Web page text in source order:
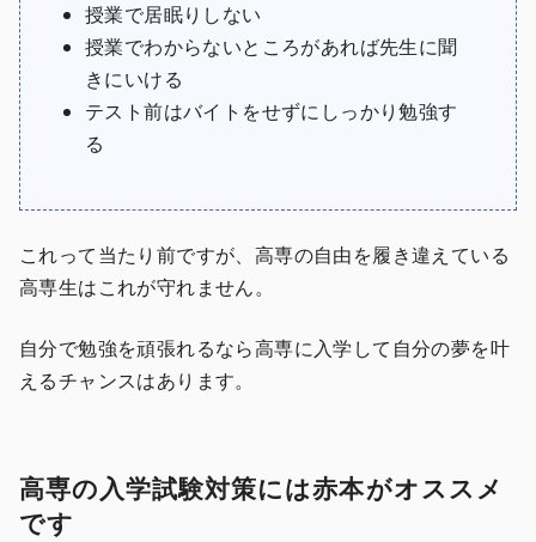
授業で居眠りしない
授業でわからないところがあれば先生に聞
きにいける
テスト前はバイトをせずにしっかり勉強す
る
これって当たり前ですが、高専の自由を履き違えている
高専生はこれが守れません。
自分で勉強を頑張れるなら高専に入学して自分の夢を叶
えるチャンスはあります。
高専の入学試験対策には赤本がオススメ
です